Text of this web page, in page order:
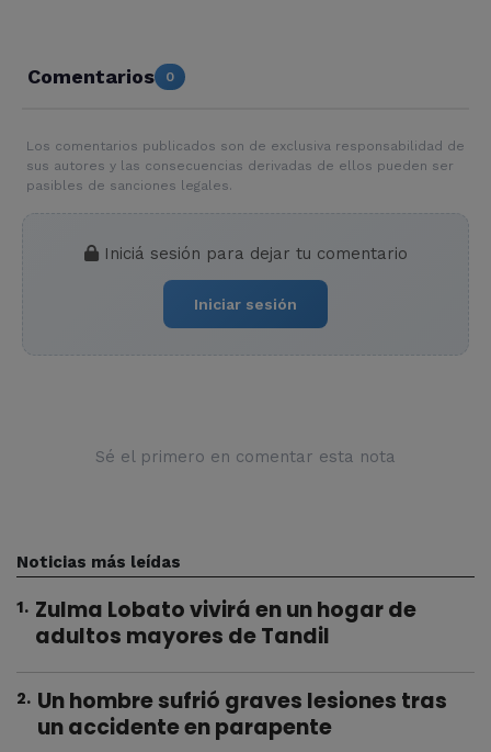
Comentarios 0
Los comentarios publicados son de exclusiva responsabilidad de
sus autores y las consecuencias derivadas de ellos pueden ser
pasibles de sanciones legales.
Iniciá sesión para dejar tu comentario
Iniciar sesión
Sé el primero en comentar esta nota
Noticias más leídas
1. Zulma Lobato vivirá en un hogar de
adultos mayores de Tandil
2. Un hombre sufrió graves lesiones tras
un accidente en parapente